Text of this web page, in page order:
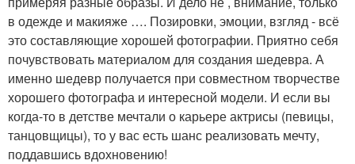
в одежде и макияже …. Позировки, эмоции, взгляд - всё
это составляющие хорошей фотографии. Приятно себя
почувствовать материалом для создания шедевра. А
именно шедевр получается при совместном творчестве
хорошего фотографа и интересной модели. И если вы
когда-то в детстве мечтали о карьере актрисы (певицы,
танцовщицы), то у вас есть шанс реализовать мечту,
поддавшись вдохновению!